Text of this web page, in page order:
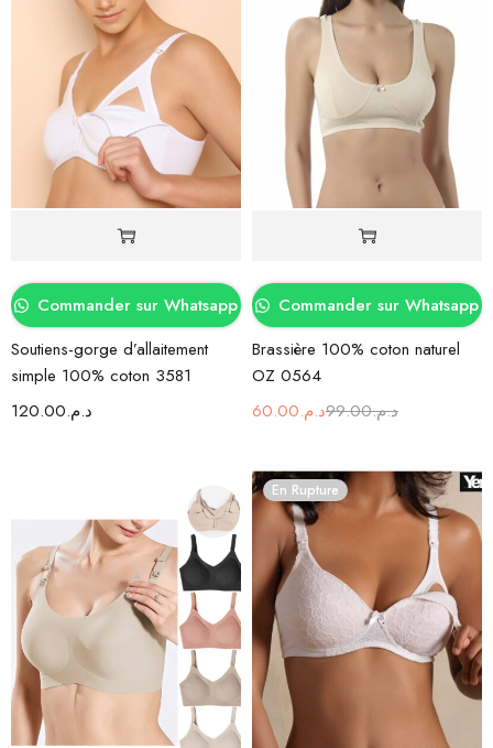
Commander sur Whatsapp
Soutiens-gorge d’allaitement
simple 100% coton 3581
د.م.120.00
Commander sur Whatsapp
Brassière 100% coton naturel
OZ 0564
د.م.99.00د.م.60.00
En Rupture